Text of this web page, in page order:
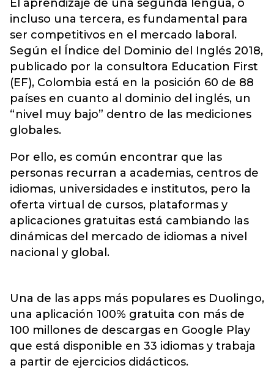
El aprendizaje de una segunda lengua, o
incluso una tercera, es fundamental para
ser competitivos en el mercado laboral.
Según el Índice del Dominio del Inglés 2018,
publicado por la consultora Education First
(EF), Colombia está en la posición 60 de 88
países en cuanto al dominio del inglés, un
“nivel muy bajo” dentro de las mediciones
globales.
Por ello, es común encontrar que las
personas recurran a academias, centros de
idiomas, universidades e institutos, pero la
oferta virtual de cursos, plataformas y
aplicaciones gratuitas está cambiando las
dinámicas del mercado de idiomas a nivel
nacional y global.
Una de las apps más populares es Duolingo,
una aplicación 100% gratuita con más de
100 millones de descargas en Google Play
que está disponible en 33 idiomas y trabaja
a partir de ejercicios didácticos.